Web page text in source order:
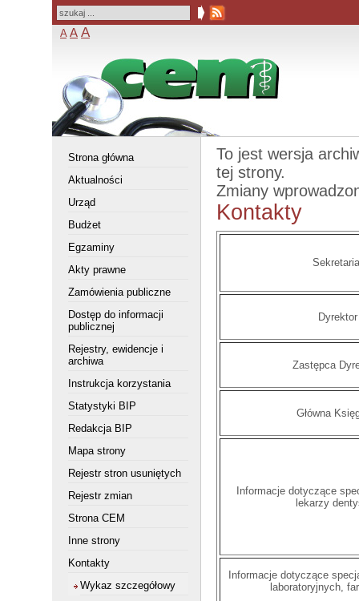
A A A
Strona główna
Aktualności
Urząd
Budżet
Egzaminy
Akty prawne
Zamówienia publiczne
Dostęp do informacji
publicznej
Rejestry, ewidencje i
archiwa
Instrukcja korzystania
Statystyki BIP
Redakcja BIP
Mapa strony
Rejestr stron usuniętych
Rejestr zmian
Strona CEM
Inne strony
Kontakty
Wykaz szczegółowy
To jest wersja
tej strony.
Zmiany
Kontakty
Dyrektor
Zastępca
Główna
Informacje dotyczące
lekarzy
Informacje dotyczące
laboratoryjnych,